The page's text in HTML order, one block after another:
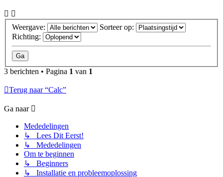
Weergave:
Sorteer op:
Richting:
3 berichten • Pagina 1 van 1
Terug naar “Calc”
Ga naar
Mededelingen
↳ Lees Dit Eerst!
↳ Mededelingen
Om te beginnen
↳ Beginners
↳ Installatie en probleemoplossing